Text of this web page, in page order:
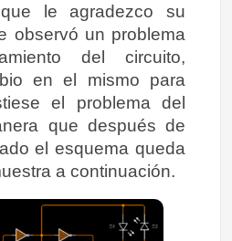
le agradezco su
observó un problema
del circuito,
en el mismo para
el problema del
que después de
el esquema queda
a continuación.